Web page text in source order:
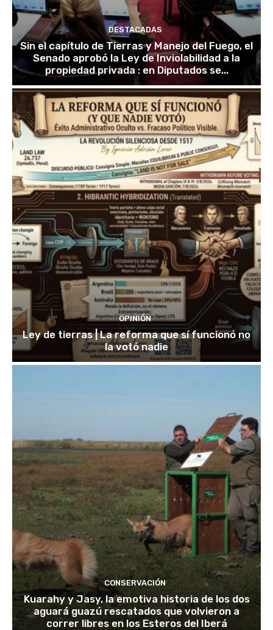
DESTACADAS
Sin el capítulo de Tierras y Manejo del Fuego, el
Senado aprobó la Ley de Inviolabilidad a la
propiedad privada : en Diputados se...
OPINIÓN
Ley de tierras | La reforma que sí funcionó no
la votó nadie
CONSERVACIÓN
Kuarahy y Jasy, la emotiva historia de los dos
aguará guazú rescatados que volvieron a
correr libres en los Esteros del Iberá